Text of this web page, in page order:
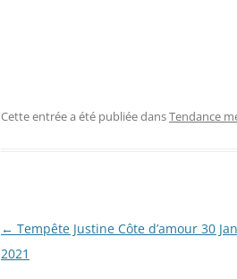
Cette entrée a été publiée dansTendance
Navigation
des
← Tempête Justine Côte d’amour 30
2021